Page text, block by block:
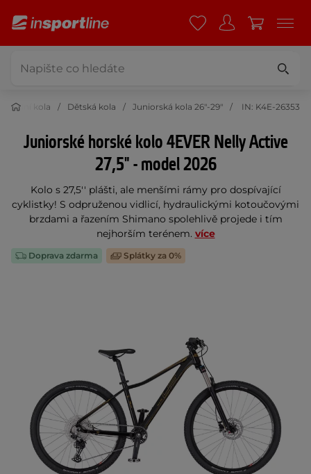
Jízdní kola Dětská kola Juniorská kola 26"-29" IN: K4E-26353
Juniorské horské kolo 4EVER Nelly Active
27,5" - model 2026
Kolo s 27,5'' plášti, ale menšími rámy pro dospívající
cyklistky! S odpruženou vidlicí, hydraulickými kotoučovými
brzdami a řazením Shimano spolehlivě projede i tím
nejhorším terénem. více
Doprava zdarma Splátky za 0%